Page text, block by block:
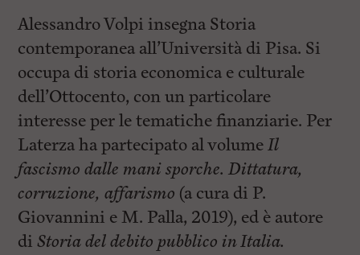
Alessandro Volpi insegna Storia
contemporanea all’Università di Pisa. Si
occupa di storia economica e culturale
dell’Ottocento, con un particolare
interesse per le tematiche finanziarie. Per
Laterza ha partecipato al volumeIl
fascismo dalle mani sporche. Dittatura,
corruzione, affarismo (a cura di P.
Giovannini e M. Palla, 2019), ed è autore
diStoria del debito pubblico in Italia.